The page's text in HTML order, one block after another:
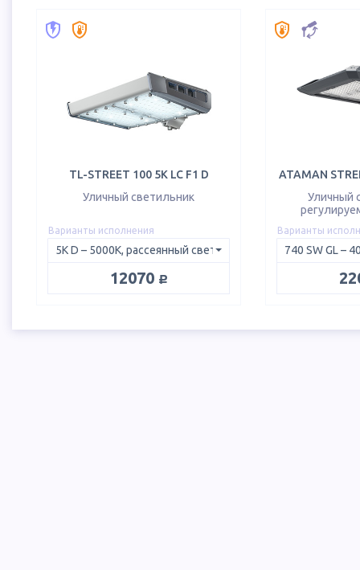
TL-STREET 100 5K LC F1 D
Уличный светильник
Варианты исполнения
12070 руб.
ATAMAN
Уличный
Варианты